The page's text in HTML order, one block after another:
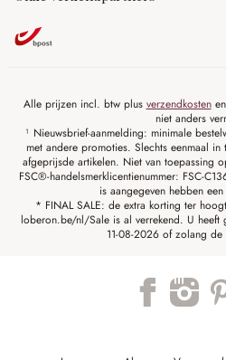
Alle prijzen incl. btw plus verzendkostenen
niet anders
¹ Nieuwsbrief-aanmelding: minimale
met andere promoties. Slechts eenmaal
afgeprijsde artikelen. Niet van toepassing
FSC®-handelsmerklicentienummer: FSC-
is aangegeven hebben
* FINAL SALE: de extra korting ter
loberon.be/nl/Sale is al verrekend. U
11-08-2026 of zolang de